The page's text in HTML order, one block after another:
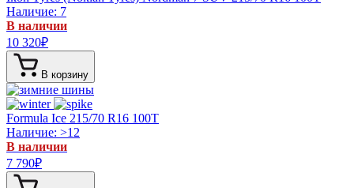
Наличие: 7
В наличии
10 320₽
В корзину
Formula Ice 215/70 R16 100T
Наличие: >12
В наличии
7 790₽